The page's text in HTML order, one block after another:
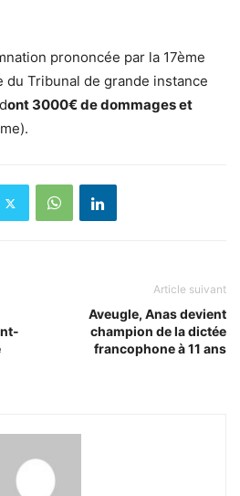
prononcée par la 17ème
Tribunal de grande instance
ont 3000€ de dommages et
Article suivant
Aveugle, Anas devient
champion de la dictée
francophone à 11 ans